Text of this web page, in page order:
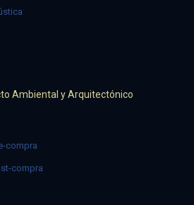
Ambiental y Arquitectónico
compra
compra